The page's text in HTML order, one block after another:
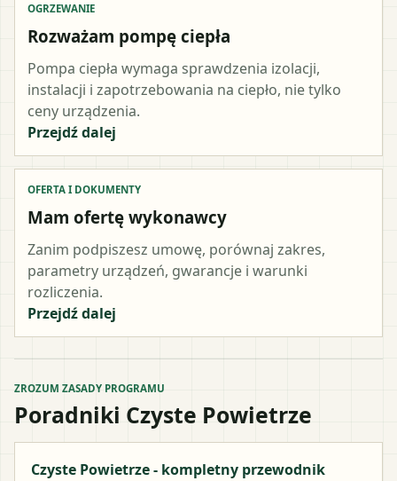
OGRZEWANIE
Rozważam pompę ciepła
Pompa ciepła wymaga sprawdzenia izolacji,
instalacji i zapotrzebowania na ciepło, nie tylko
ceny urządzenia.
Przejdź dalej
OFERTA I DOKUMENTY
Mam ofertę wykonawcy
Zanim podpiszesz umowę, porównaj zakres,
parametry urządzeń, gwarancje i warunki
rozliczenia.
Przejdź dalej
ZROZUM ZASADY PROGRAMU
Poradniki Czyste Powietrze
Czyste Powietrze - kompletny przewodnik